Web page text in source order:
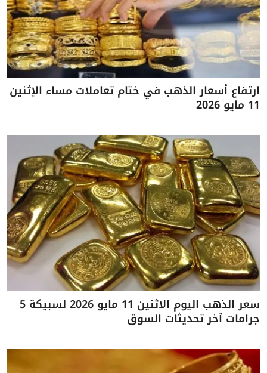
ارتفاع أسعار الذهب في ختام تعاملات مساء الإثنين
11 مايو 2026
سعر الذهب اليوم الاثنين 11 مايو 2026 لسبيكة 5
جرامات آخر تحديثات السوق